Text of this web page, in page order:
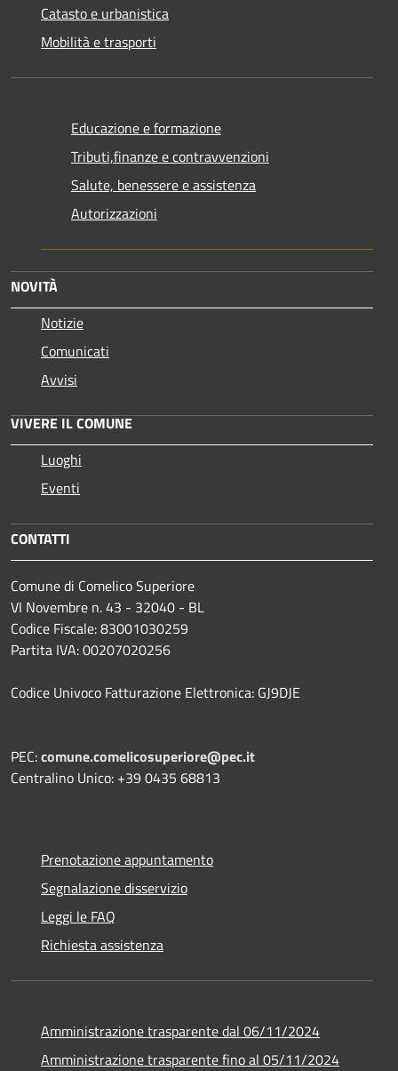
Catasto e urbanistica
Mobilità e trasporti
Educazione e formazione
Tributi,finanze e contravvenzioni
Salute, benessere e assistenza
Autorizzazioni
NOVITÀ
Notizie
Comunicati
Avvisi
VIVERE IL COMUNE
Luoghi
Eventi
CONTATTI
Comune di Comelico Superiore
VI Novembre n. 43 - 32040 - BL
Codice Fiscale: 83001030259
Partita IVA: 00207020256
Codice Univoco Fatturazione Elettronica: GJ9DJE
PEC:comune.comelicosuperiore@pec.it
Centralino Unico: +39 0435 68813
Prenotazione appuntamento
Segnalazione disservizio
Leggi le FAQ
Richiesta assistenza
Amministrazione trasparente dal 06/11/2024
Amministrazione trasparente fino al 05/11/2024